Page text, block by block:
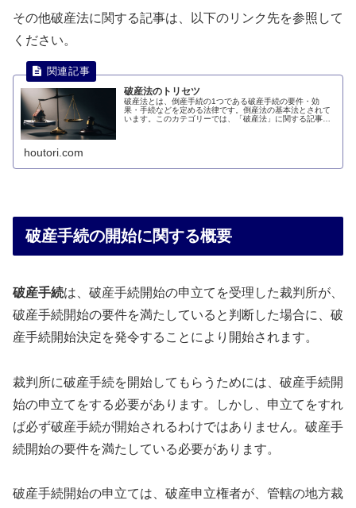
その他破産法に関する記事は、以下のリンク先を参照して
ください。
破産法のトリセツ
破産法とは、倒産手続の1つである破産手続の要件・効
果・手続などを定める法律です。倒産法の基本法とされて
います。このカテゴリーでは、「破産法」に関する記事を
houtori.com
破産手続の開始に関する概要
破産手続は、破産手続開始の申立てを受理した裁判所が、
破産手続開始の要件を満たしていると判断した場合に、破
産手続開始決定を発令することにより開始されます。
裁判所に破産手続を開始してもらうためには、破産手続開
始の申立てをする必要があります。しかし、申立てをすれ
ば必ず破産手続が開始されるわけではありません。破産手
続開始の要件を満たしている必要があります。
破産手続開始の申立ては、破産申立権者が、管轄の地方裁